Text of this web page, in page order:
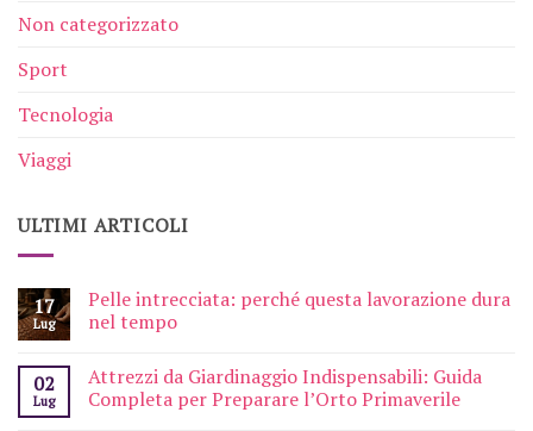
Non categorizzato
Sport
Tecnologia
Viaggi
ULTIMI ARTICOLI
17
Lug
Pelle intrecciata: perché questa lavorazione dura
nel tempo
02
Lug
Attrezzi da Giardinaggio Indispensabili: Guida
Completa per Preparare l’Orto Primaverile